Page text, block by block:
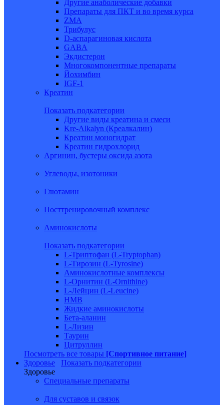
Другие анаболические добавки
Препараты для ПКТ и во время курса
ZMA
Трибулус
D-аспарагиновая кислота
GABA
Экдистерон
Многокомпонентные препараты
Йохимбин
IGF-1
Креатин
Показать подкатегории
Другие виды креатина и смеси
Kre-Alkalyn (Креалкалин)
Креатин моногидрат
Креатин гидрохлорид
Аргинин, бустеры оксида азота
Углеводы, изотоники
Глютамин
Посттренировочный комплекс
Аминокислоты
Показать подкатегории
L-Триптофан (L-Tryptophan)
L-Тирозин (L-Tyrosine)
Аминокислотные комплексы
L-Орнитин (L-Ornithine)
L-Лейцин (L-Leucine)
HMB
Жидкие аминокислоты
Бета-аланин
L-Лизин
Таурин
Цитруллин
Посмотреть все товары [Спортивное питание]
Здоровье
Показать подкатегории
Здоровье
Специальные препараты
Для суставов и связок